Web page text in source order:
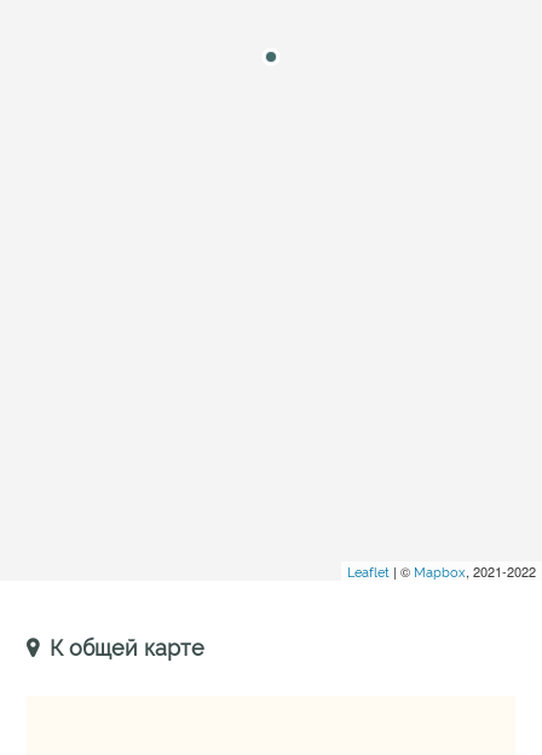
Leaflet | © Mapbox, 2021-2022
К общей карте